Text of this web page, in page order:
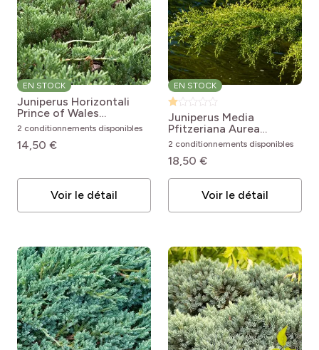
EN STOCK
Juniperus Horizontali
Prince of Wales
Juniperus horizontalis
Prince Of Wales
2 conditionnements disponibles
14,50 €
Voir le détail
EN STOCK
Juniperus Media
Pfitzeriana Aurea
Juniperus x media
Pfitzeriana Aurea
2 conditionnements disponibles
18,50 €
Voir le détail